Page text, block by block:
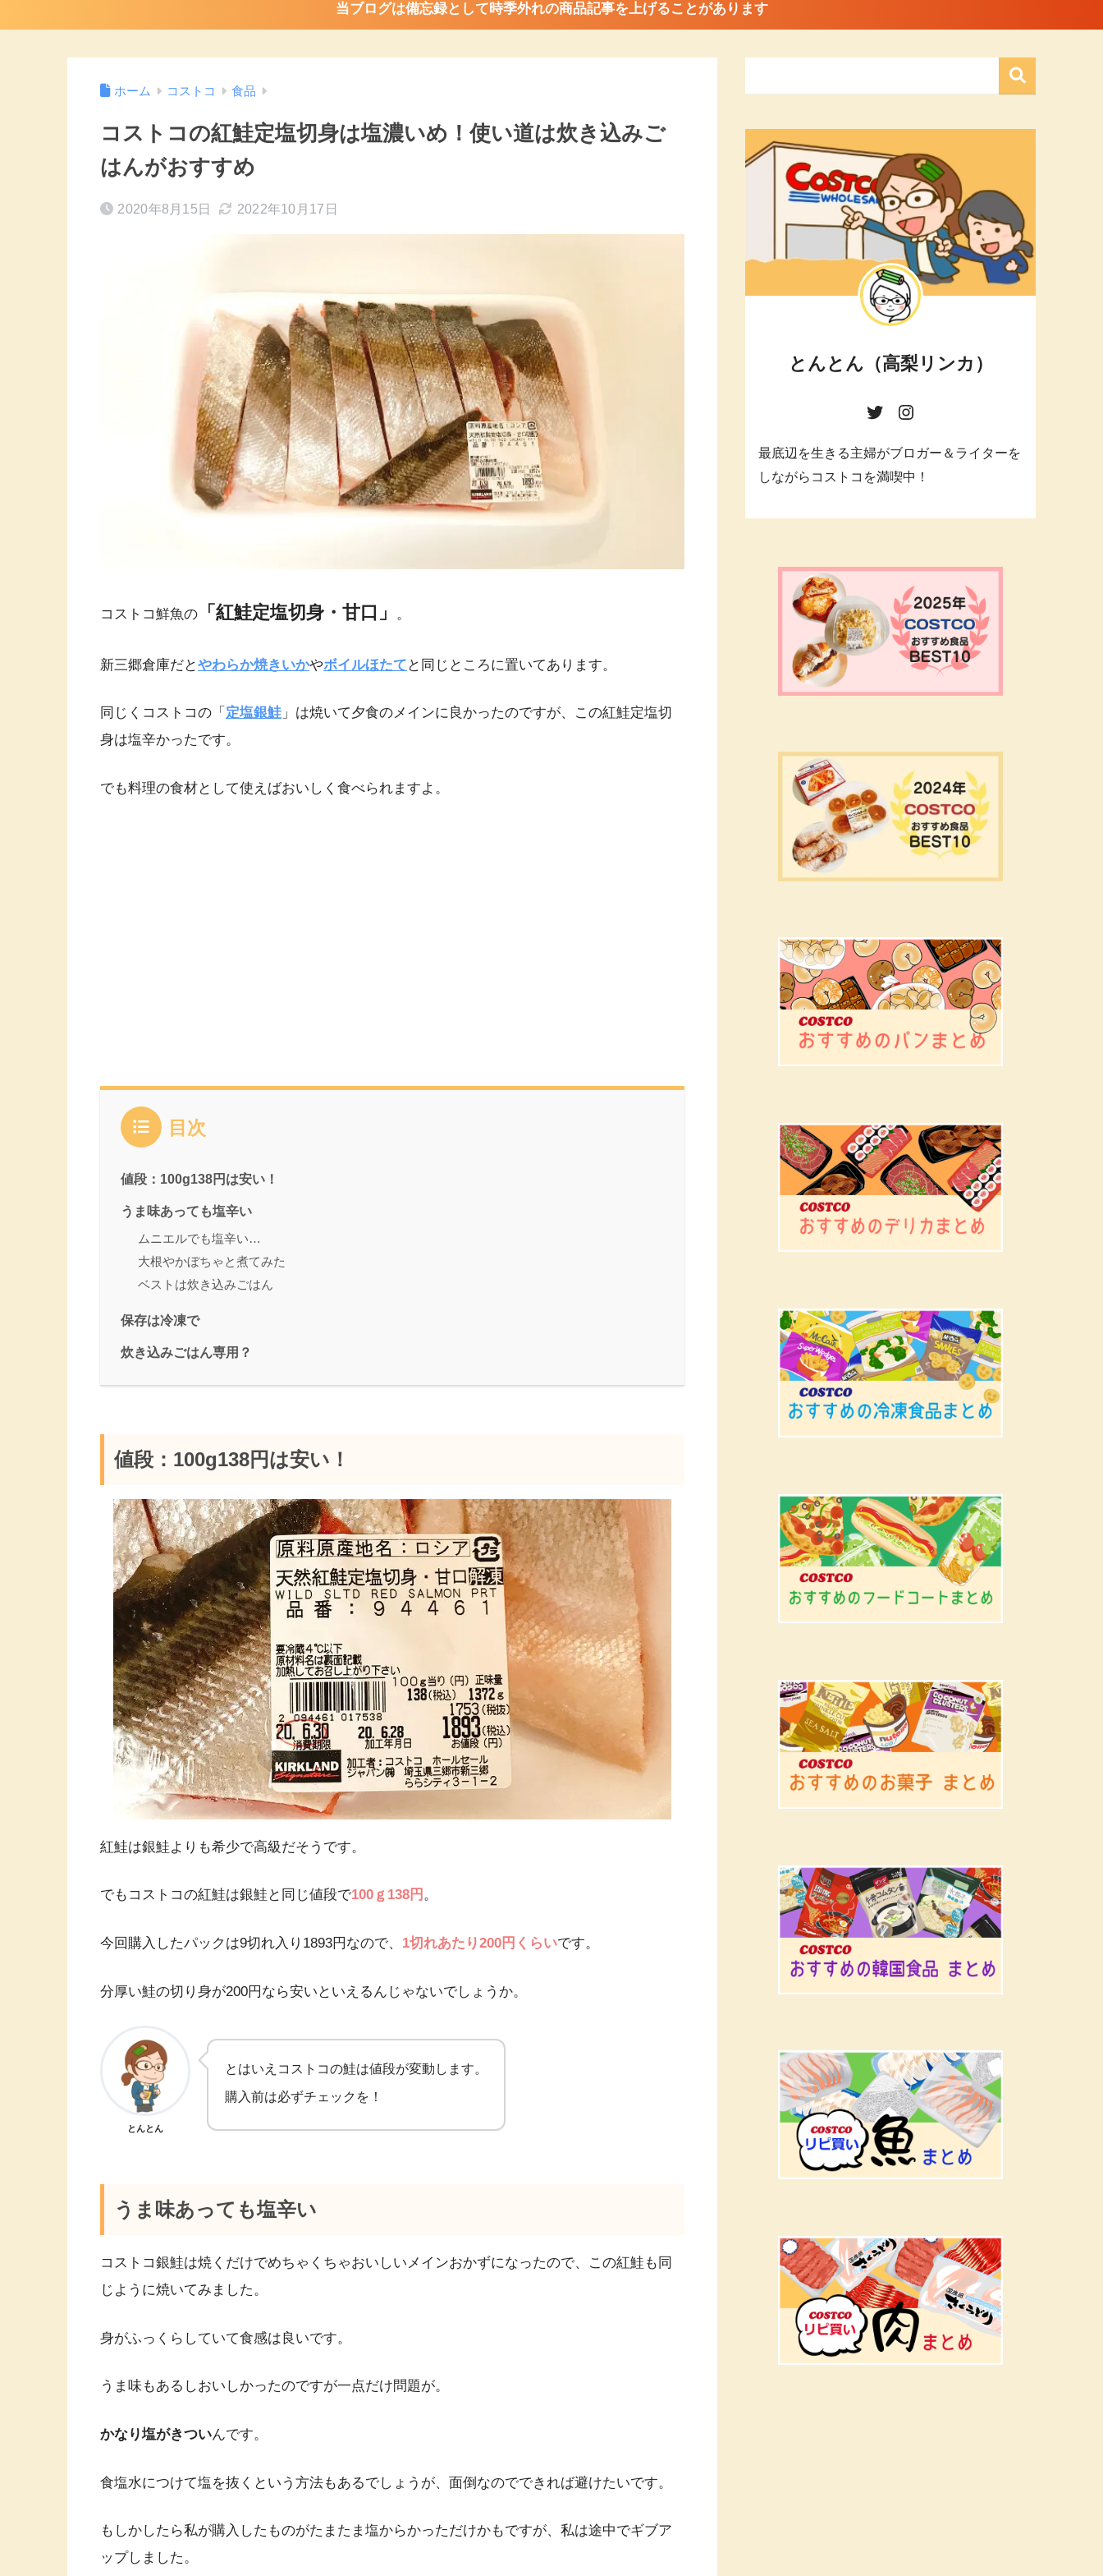
当ブログは備忘録として時季外れの商品記事を上げることがあります
ホーム コストコ 食品
コストコの紅鮭定塩切身は塩濃いめ！使い道は炊き込みご
はんがおすすめ
2020年8月15日 2022年10月17日
コストコ鮮魚の 「紅鮭定塩切身・甘口」 。
新三郷倉庫だとやわらか焼きいかやボイルほたて と同じところに置いてあります。
同じくコストコの「 定塩銀鮭 」は焼いて夕食のメインに良かったのですが、この紅鮭定塩切
身は塩辛かったです。
でも料理の食材として使えばおいしく食べられますよ。
目次
値段：100g138円は安い！
うま味あっても塩辛い
ムニエルでも塩辛い…
大根やかぼちゃと煮てみた
ベストは炊き込みごはん
保存は冷凍で
炊き込みごはん専用？
値段：100g138円は安い！
紅鮭は銀鮭よりも希少で高級だそうです。
でもコストコの紅鮭は銀鮭と同じ値段で100ｇ138円 。
今回購入したパックは9切れ入り1893円なので、 1切れあたり200円くらいです。
分厚い鮭の切り身が200円なら安いといえるんじゃないでしょうか。
とんとん
とはいえコストコの鮭は値段が変動します。
購入前は必ずチェックを！
うま味あっても塩辛い
コストコ銀鮭は焼くだけでめちゃくちゃおいしいメインおかずになったので、この紅鮭も同
じように焼いてみました。
身がふっくらしていて食感は良いです。
うま味もあるしおいしかったのですが一点だけ問題が。
かなり塩がきついんです。
食塩水につけて塩を抜くという方法もあるでしょうが、面倒なのでできれば避けたいです。
もしかしたら私が購入したものがたまたま塩からかっただけかもですが、私は途中でギブア
ップしました。
とんとん（高梨リンカ）
最底辺を生きる主婦がブロガー＆ライターを
しながらコストコを満喫中！